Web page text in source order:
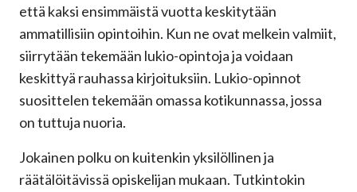
että kaksi ensimmäistä vuotta keskitytään
ammatillisiin opintoihin. Kun ne ovat melkein valmiit,
siirrytään tekemään lukio-opintoja ja voidaan
keskittyä rauhassa kirjoituksiin. Lukio-opinnot
suosittelen tekemään omassa kotikunnassa, jossa
on tuttuja nuoria.
Jokainen polku on kuitenkin yksilöllinen ja
räätälöitävissä opiskelijan mukaan. Tutkintokin